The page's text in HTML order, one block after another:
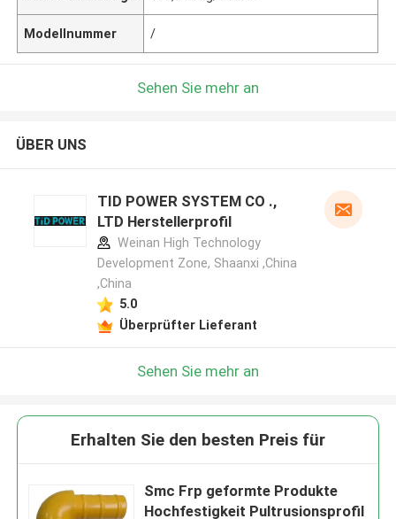
Modellnummer /
Sehen Sie mehr an
ÜBER UNS
TID POWER SYSTEM CO .,
LTD Herstellerprofil
Weinan High Technology
Development Zone, Shaanxi ,China
,China
5.0
Überprüfter Lieferant
Sehen Sie mehr an
Erhalten Sie den besten Preis für
Smc Frp geformte Produkte
Hochfestigkeit Pultrusionsprofil